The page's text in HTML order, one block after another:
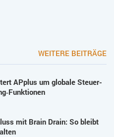
WEITERE BEITRÄGE
APplus um globale Steuer-
mit Brain Drain: So bleibt